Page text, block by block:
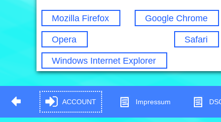
Mozilla Firefox Google Chrome
Opera Safari
Windows Internet Explorer
ACCOUNT Impressum